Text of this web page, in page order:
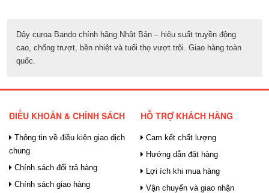
Dây curoa Bando chính hãng Nhật Bản – hiệu suất truyền động
cao, chống trượt, bền nhiệt và tuổi thọ vượt trội. Giao hàng toàn
quốc.
ĐIỀU KHOẢN & CHÍNH SÁCH
Thông tin về điều kiện giao dịch
chung
Chính sách đổi trả hàng
Chính sách giao hàng
HỖ TRỢ KHÁCH HÀNG
Cam kết chất lượng
Hướng dẫn đặt hàng
Lợi ích khi mua hàng
Vận chuyển và giao nhận